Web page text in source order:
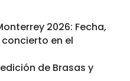
2026: Fecha,
concierto en el
de Brasas y